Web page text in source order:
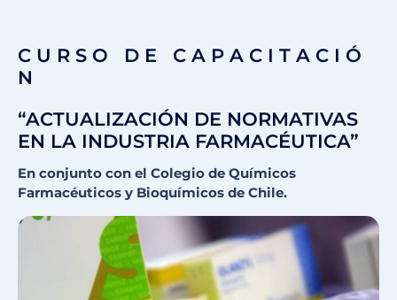
C U R S O D E C A P A C I T A C I Ó
N
“ACTUALIZACIÓN DE NORMATIVAS
EN LA INDUSTRIA FARMACÉUTICA”
En conjunto con el Colegio de Químicos
Farmacéuticos y Bioquímicos de Chile.